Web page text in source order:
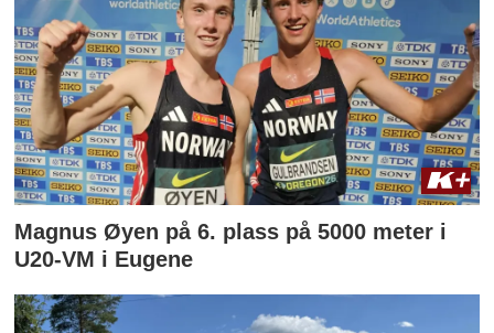
Magnus Øyen på 6. plass på 5000 meter i
U20-VM i Eugene